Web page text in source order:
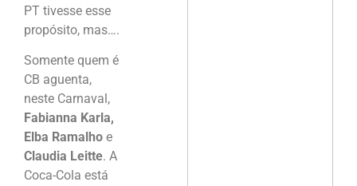
PT tivesse esse
propósito, mas….
Somente quem é
CB aguenta,
neste Carnaval,
Fabianna Karla,
Elba Ramalho e
Claudia Leitte. A
Coca-Cola está